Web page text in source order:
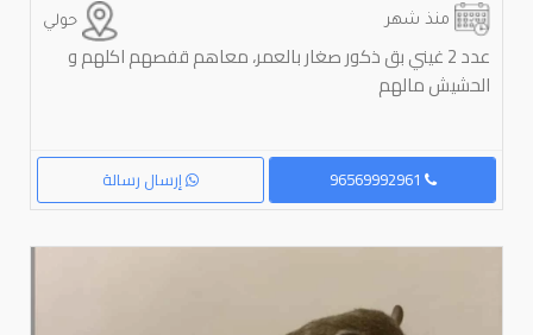
حولي منذ شهر
عدد 2 غيني بق ذكور صغار بالعمر، معاهم قفصهم اكلهم و
الحشيش مالهم
إرسال رسالة